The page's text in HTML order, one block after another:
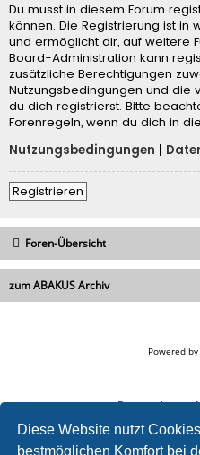
Diese Website nutzt
bestmöglichen Komfort bei
Du musst in diesem Forum
können. Die Registrierung ist
und ermöglicht dir, auf weitere
Board-Administration kann
zusätzliche Berechtigungen
Nutzungsbedingungen und die
du dich registrierst. Bitte
Forenregeln, wenn du dich in
Nutzungsbedingungen
Registrieren
Foren-Übersicht
zum ABAKUS Archiv
Powered by
Datenschutz|
SEO